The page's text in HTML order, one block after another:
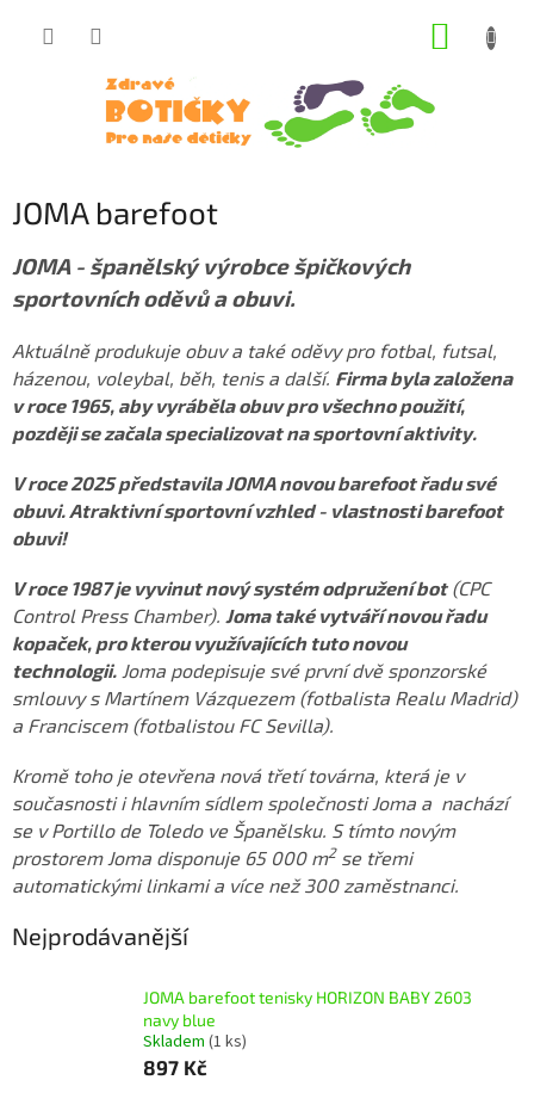
JOMA barefoot
JOMA - španělský výrobce špičkových
sportovních oděvů a obuvi.
Aktuálně produkuje obuv a také oděvy pro fotbal, futsal,
házenou, voleybal, běh, tenis a další. Firma byla založena
v roce 1965, aby vyráběla obuv pro všechno použití,
později se začala specializovat na sportovní aktivity.
V roce 2025 představila JOMA novou barefoot řadu své
obuvi. Atraktivní sportovní vzhled - vlastnosti barefoot
obuvi!
V roce 1987 je vyvinut nový systém odpružení bot(CPC
Control Press Chamber). Joma také vytváří novou řadu
kopaček, pro kterou využívajících tuto novou
technologii. Joma podepisuje své první dvě sponzorské
smlouvy s Martínem Vázquezem (fotbalista Realu Madrid)
a Franciscem (fotbalistou FC Sevilla).
Kromě toho je otevřena nová třetí továrna, která je v
současnosti i hlavním sídlem společnosti Joma a nachází
se v Portillo de Toledo ve Španělsku. S tímto novým
prostorem Joma disponuje 65 000 m2se třemi
automatickými linkami a více než 300 zaměstnanci.
Nejprodávanější
JOMA barefoot tenisky HORIZON BABY 2603
navy blue
Skladem (1 ks)
897 Kč